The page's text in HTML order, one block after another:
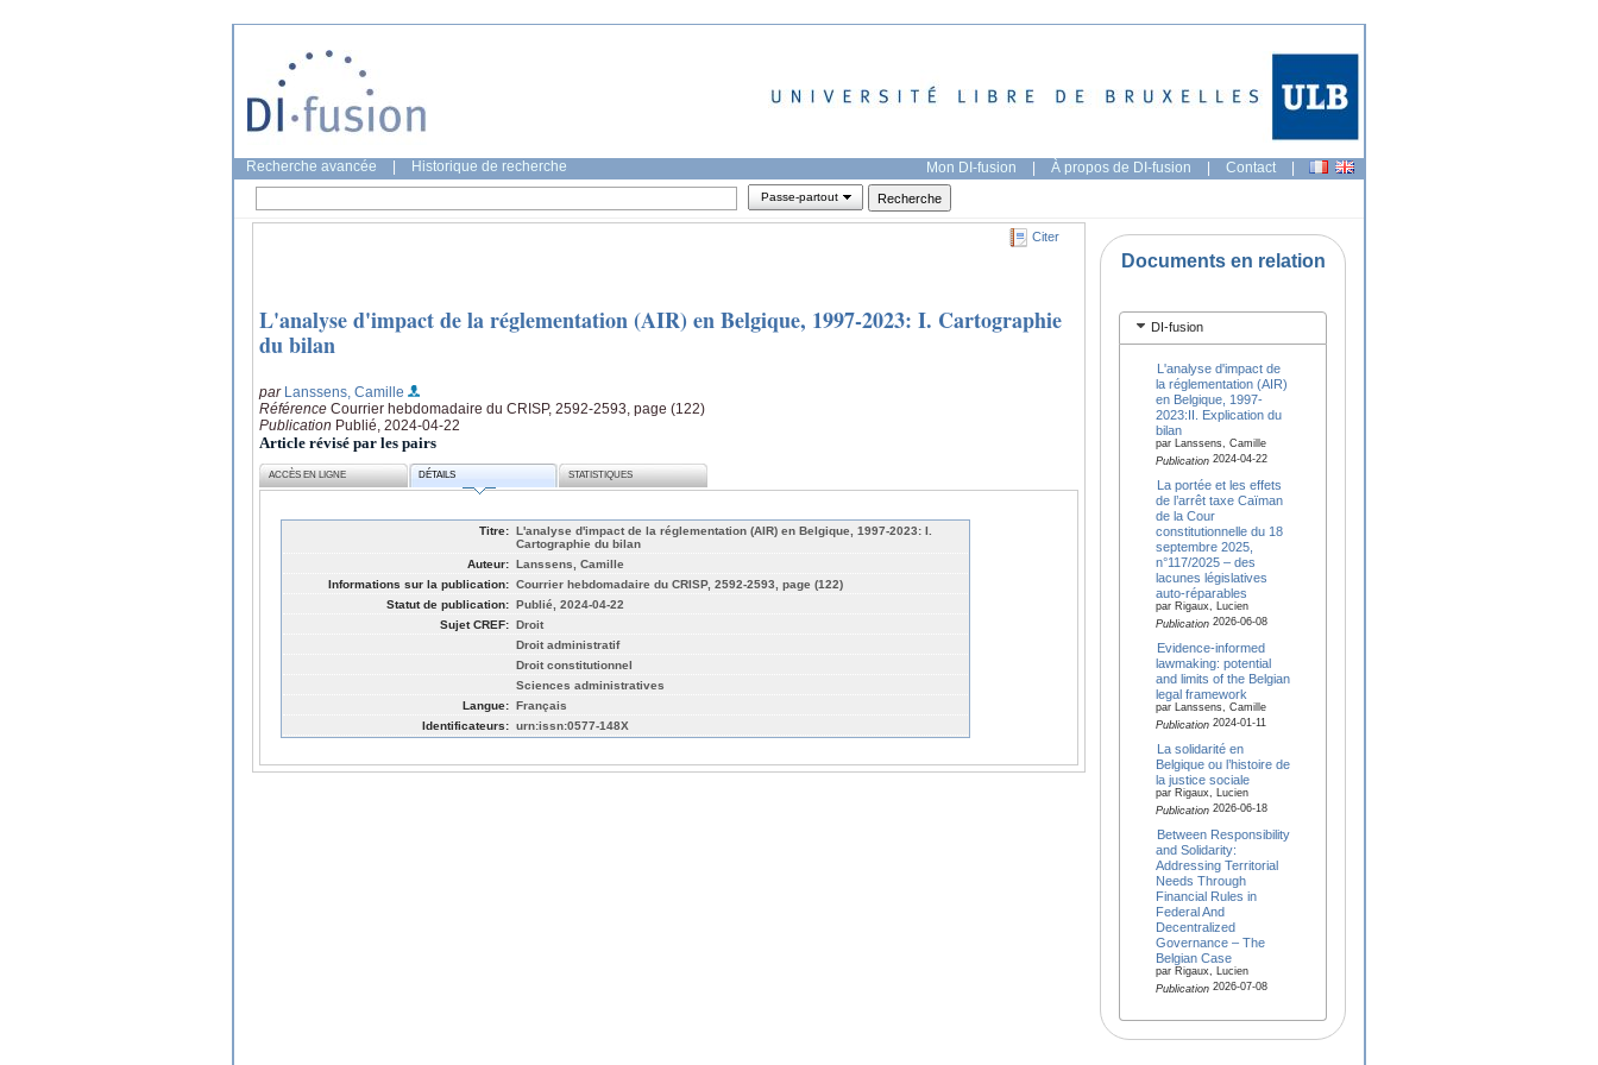
Recherche avancée Historique de recherche Mon DI-fusion | À propos de DI-fusion | Contact |
Passe-partout
Citer
L'analyse d'impact de la réglementation (AIR) en Belgique, 1997-2023: I. Cartographie
du bilan
par Lanssens, Camille
Référence Courrier hebdomadaire du CRISP, 2592-2593, page (122)
Publication Publié, 2024-04-22
Article révisé par les pairs
ACCÈS EN LIGNE DÉTAILS STATISTIQUES
Titre: L'analyse d'impact de la réglementation (AIR) en Belgique, 1997-2023: I.
Cartographie du bilan
Auteur: Lanssens, Camille
Informations sur la publication: Courrier hebdomadaire du CRISP, 2592-2593, page (122)
Statut de publication: Publié, 2024-04-22
Sujet CREF: Droit
Droit administratif
Droit constitutionnel
Sciences administratives
Langue: Français
Identificateurs: urn:issn:0577-148X
Documents en relation
DI-fusion
L'analyse d'impact de
la réglementation (AIR)
en Belgique, 1997-
2023:II. Explication du
bilan
par Lanssens, Camille
Publication2024-04-22
La portée et les effets
de l’arrêt taxe Caïman
de la Cour
constitutionnelle du 18
septembre 2025,
n°117/2025 – des
lacunes législatives
auto-réparables
par Rigaux, Lucien
Publication2026-06-08
Evidence-informed
lawmaking: potential
and limits of the Belgian
legal framework
par Lanssens, Camille
Publication2024-01-11
La solidarité en
Belgique ou l’histoire de
la justice sociale
par Rigaux, Lucien
Publication2026-06-18
Between Responsibility
and Solidarity:
Addressing Territorial
Needs Through
Financial Rules in
Federal And
Decentralized
Governance – The
Belgian Case
par Rigaux, Lucien
Publication2026-07-08